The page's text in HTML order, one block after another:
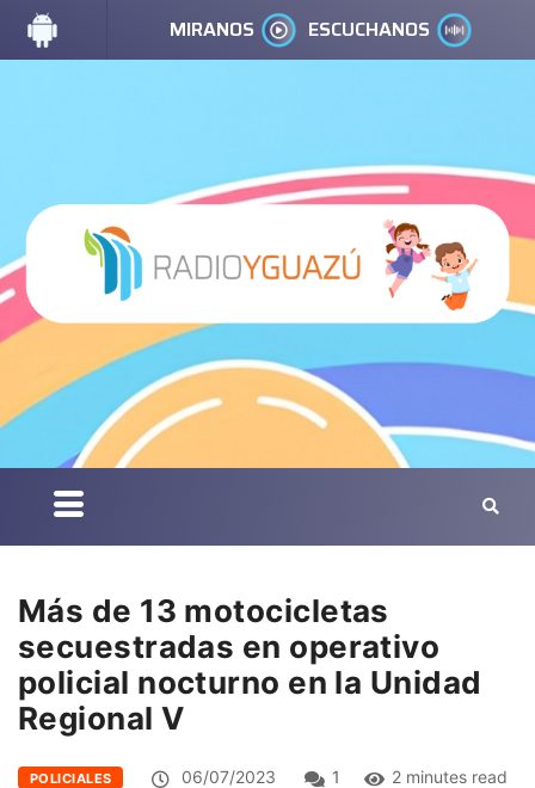
MIRANOS ESCUCHANOS
Más de 13 motocicletas
secuestradas en operativo
policial nocturno en la Unidad
Regional V
POLICIALES 06/07/2023 1 2 minutes read